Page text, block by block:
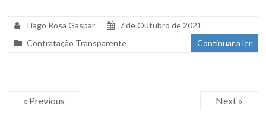
Tiago Rosa Gaspar
7 de Outubro de 2021
Contratação Transparente
Continuar a ler
« Previous Next »